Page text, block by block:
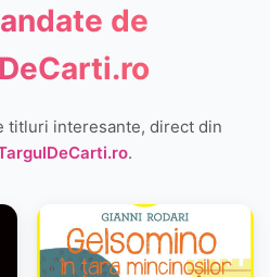
de
titluri interesante, direct din
.